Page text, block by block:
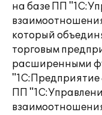
на базе ПП
который
торговым
расширенными
"1С:Предприятие
ПП